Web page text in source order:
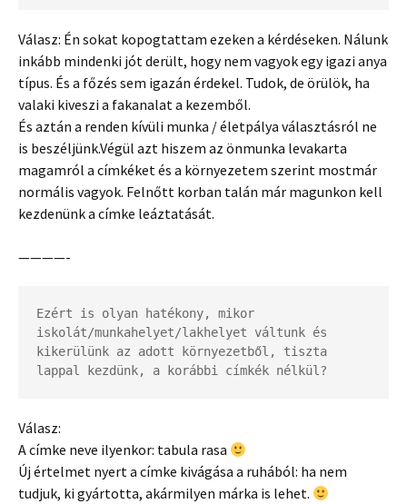
Válasz: Én sokat kopogtattam ezeken a kérdéseken. Nálunk
inkább mindenki jót derült, hogy nem vagyok egy igazi anya
típus. És a főzés sem igazán érdekel. Tudok, de örülök, ha
valaki kiveszi a fakanalat a kezemből.
És aztán a renden kívüli munka / életpálya választásról ne
is beszéljünk.Végül azt hiszem az önmunka levakarta
magamról a címkéket és a környezetem szerint mostmár
normális vagyok. Felnőtt korban talán már magunkon kell
kezdenünk a címke leáztatását.
————-
Ezért is olyan hatékony, mikor
iskolát/munkahelyet/lakhelyet váltunk és
kikerülünk az adott környezetből, tiszta
lappal kezdünk, a korábbi címkék nélkül?
Válasz:
A címke neve ilyenkor: tabula rasa
Új értelmet nyert a címke kivágása a ruhából: ha nem
tudjuk, ki gyártotta, akármilyen márka is lehet.